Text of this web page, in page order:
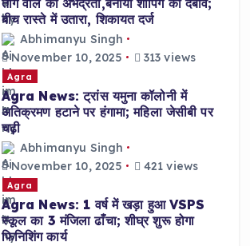
तांगे वाले की अभद्रता,बनाया शॉपिंग का दबाव;
बीच रास्ते में उतारा, शिकायत दर्ज
Abhimanyu Singh
November 10, 2025
313 views
Agra
Agra News: ट्रांस यमुना कॉलोनी में
अतिक्रमण हटाने पर हंगामा; महिला जेसीबी पर
चढ़ी
Abhimanyu Singh
November 10, 2025
421 views
Agra
Agra News: 1 वर्ष में खड़ा हुआ VSPS
स्कूल का 3 मंजिला ढाँचा; शीघ्र शुरू होगा
फिनिशिंग कार्य